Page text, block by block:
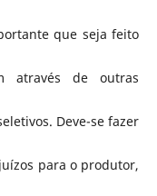
que seja feito
através de outras
Deve-se fazer
para o produtor,